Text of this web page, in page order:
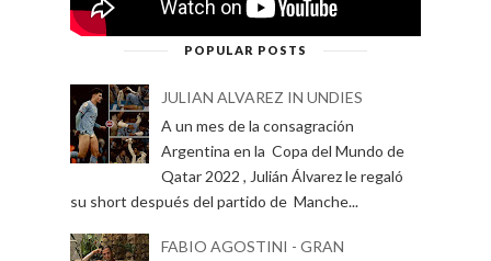
POPULAR POSTS
JULIAN ALVAREZ IN UNDIES
A un mes de la consagración
Argentina en la Copa del Mundo de
Qatar 2022 , Julián Álvarez le regaló
su short después del partido de Manche...
FABIO AGOSTINI - GRAN